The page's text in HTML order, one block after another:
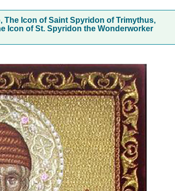
The Icon of Saint Spyridon of Trimythus,
Icon of St. Spyridon the Wonderworker